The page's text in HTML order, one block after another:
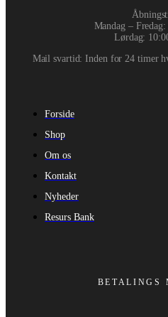
Mandag –
Lørdag:
Mail svartid: Inden for 24 timer
Forside
Shop
Om os
Kontakt
Nyheder
Resurs Bank
BETALINGS